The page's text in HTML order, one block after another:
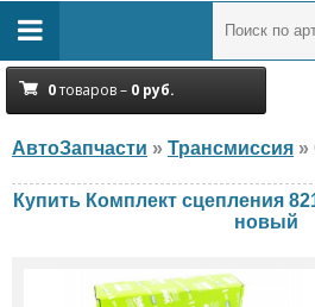
0товаров – 0 руб.
АвтоЗапчасти » Трансмиссия »
Купить Комплект сцепления
новый